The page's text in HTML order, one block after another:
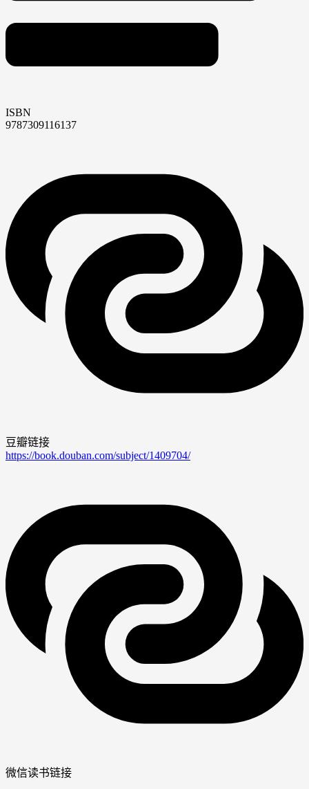
ISBN
9787309116137
豆瓣链接
https://book.douban.com/subject/1409704/
微信读书链接